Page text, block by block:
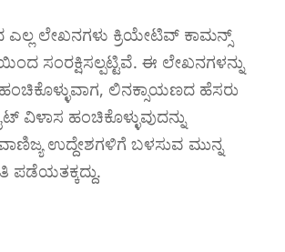
ಲೇಖನಗಳು ಕ್ರಿಯೇಟಿವ್ ಕಾಮನ್ಸ್
ಸಂರಕ್ಷಿಸಲ್ಪಟ್ಟಿವೆ. ಈ ಲೇಖನಗಳನ್ನು
ಲಿನಕ್ಸಾಯಣದ ಹೆಸರು
ವಿಳಾಸ ಹಂಚಿಕೊಳ್ಳುವುದನ್ನು
ಉದ್ದೇಶಗಳಿಗೆ ಬಳಸುವ ಮುನ್ನ
ಪಡೆಯತಕ್ಕದ್ದು.